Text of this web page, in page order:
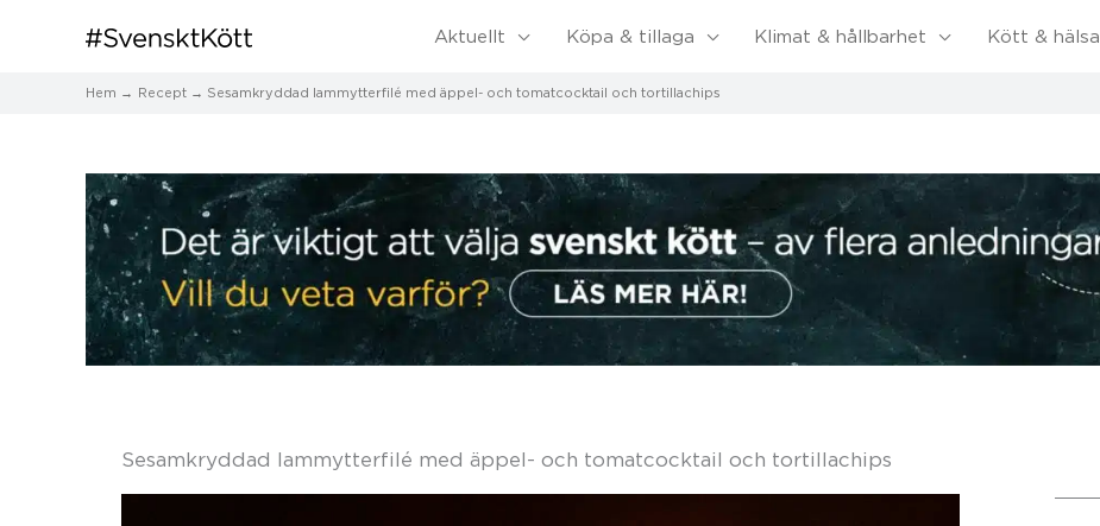
Aktuellt Köpa & tillaga Klimat & hållbarhet Kött & hälsa
Hem Recept Sesamkryddad lammytterfilé med äppel- och tomatcocktail och tortillachips
Sesamkryddad lammytterfilé med äppel- och tomatcocktail och tortillachips